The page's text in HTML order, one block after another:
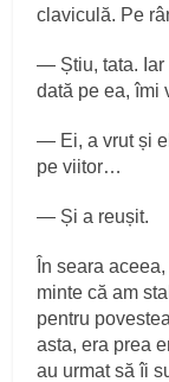
claviculă. Pe
— Știu, tata. Iar
dată pe ea, îmi
— Ei, a vrut și
pe viitor…
— Și a reușit.
În seara
minte că am
pentru
asta, era prea
au urmat să îi